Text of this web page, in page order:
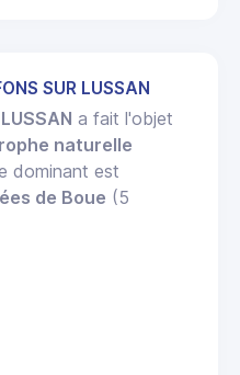
SUR LUSSAN
a fait l'objet
naturelle
dominant est
de Boue (5